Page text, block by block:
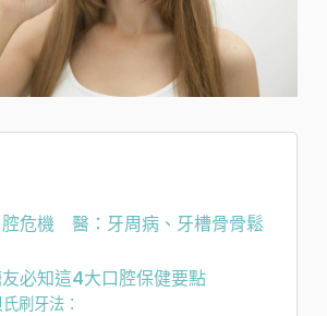
危機 醫：牙周病、牙槽骨骨鬆
必知這4大口腔保健要點
刷牙法：